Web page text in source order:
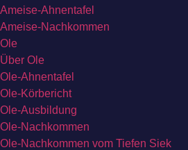
Ameise-Ahnentafel
Ameise-Nachkommen
Ole
Über Ole
Ole-Ahnentafel
Ole-Körbericht
Ole-Ausbildung
Ole-Nachkommen
Ole-Nachkommen vom Tiefen Siek